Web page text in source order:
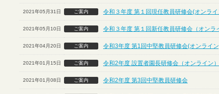
2021年05月31日 ご案内 令和３年度 第１回現任教員研修会(オンラ
2021年05月10日 ご案内 令和３年度 第１回新任教員研修会（オンラ
2021年04月20日 ご案内 令和3年度 第1回中堅教員研修会(オンライ
2021年01月15日 ご案内 令和2年度 設置者園長研修会（オンライン）
2021年01月08日 ご案内 令和2年度 第3回中堅教員研修会